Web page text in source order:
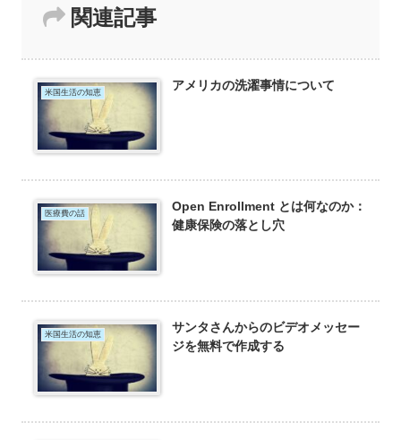
関連記事
米国生活の知恵 アメリカの洗濯事情について
医療費の話
Open Enrollment とは何なのか：
健康保険の落とし穴
米国生活の知恵
サンタさんからのビデオメッセー
ジを無料で作成する